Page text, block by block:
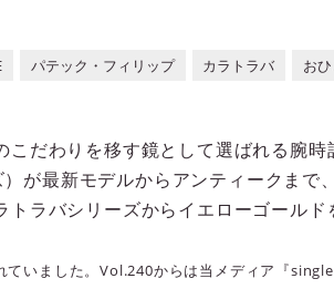
パテック・フィリップ カラトラバ お
だわりを移す鏡として選ばれる腕
が最新モデルからアンティークまで
ラバシリーズからイエローゴールド
ていました。Vol.240からは当メディア『